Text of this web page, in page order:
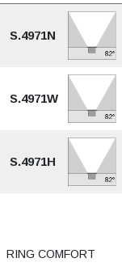
S.4971N
S.4971W
S.4971H
RING COMFORT